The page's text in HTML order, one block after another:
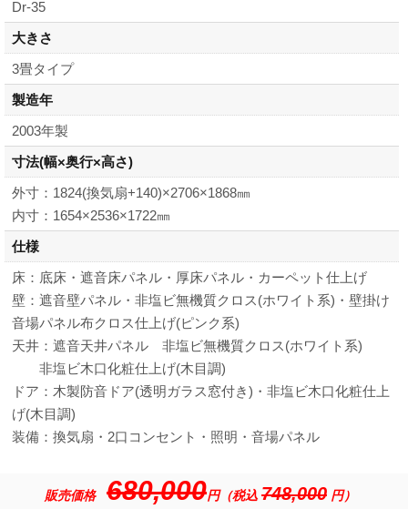
Dr-35
大きさ
3畳タイプ
製造年
2003年製
寸法(幅×奥行×高さ)
外寸：1824(換気扇+140)×2706×1868㎜
内寸：1654×2536×1722㎜
仕様
床：底床・遮音床パネル・厚床パネル・カーペット仕上げ
壁：遮音壁パネル・非塩ビ無機質クロス(ホワイト系)・壁掛け
音場パネル布クロス仕上げ(ピンク系)
天井：遮音天井パネル 非塩ビ無機質クロス(ホワイト系)
非塩ビ木口化粧仕上げ(木目調)
ドア：木製防音ドア(透明ガラス窓付き)・非塩ビ木口化粧仕上
げ(木目調)
装備：換気扇・2口コンセント・照明・音場パネル
販売価格 680,000円（税込 748,000 円）